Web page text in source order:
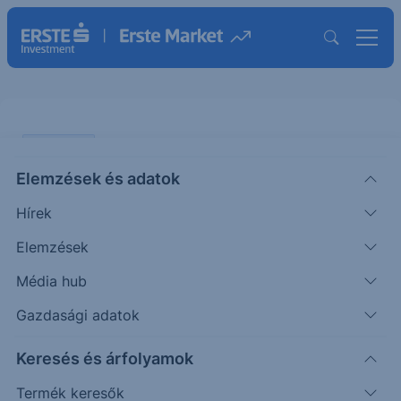
Elemzések és adatok
Hírek
Elemzések
Média hub
Gazdasági adatok
Keresés és árfolyamok
Termék keresők
autóértékesítésekben
Februárban az EU-ban eladott új gépkocsik száma
1,4%-kal haladta meg az egy évvel korábbi értéket.